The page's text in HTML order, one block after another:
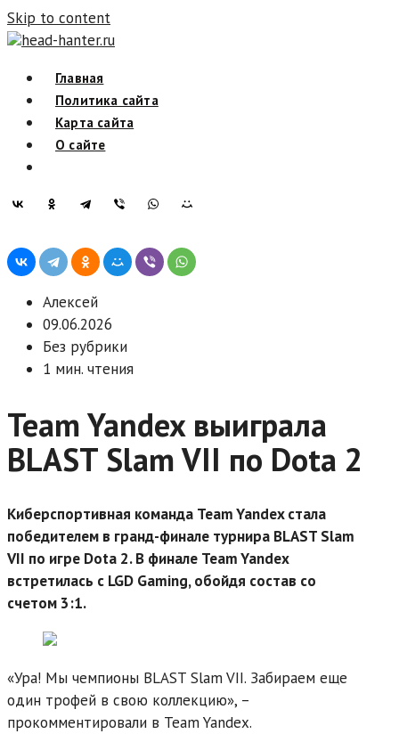
Skip to content
head-hanter.ru
Главная
Политика сайта
Карта сайта
О сайте
Алексей
09.06.2026
Без рубрики
1 мин. чтения
Team Yandex выиграла
BLAST Slam VII по Dota 2
Киберспортивная команда Team Yandex стала
победителем в гранд-финале турнира BLAST Slam
VII по игре Dota 2. В финале Team Yandex
встретилась с LGD Gaming, обойдя состав со
счетом 3:1.
«Ура! Мы чемпионы BLAST Slam VII. Забираем еще
один трофей в свою коллекцию», –
прокомментировали в Team Yandex.